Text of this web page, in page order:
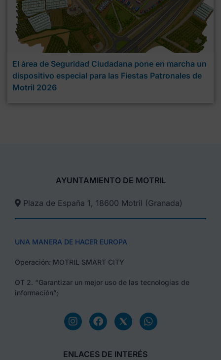
El área de Seguridad Ciudadana pone en marcha un
dispositivo especial para las Fiestas Patronales de
Motril 2026
AYUNTAMIENTO DE MOTRIL
Plaza de España 1, 18600 Motril (Granada)​
UNA MANERA DE HACER EUROPA
Operación: MOTRIL SMART CITY
OT 2. “Garantizar un mejor uso de las tecnologías de
información”;
ENLACES DE INTERÉS